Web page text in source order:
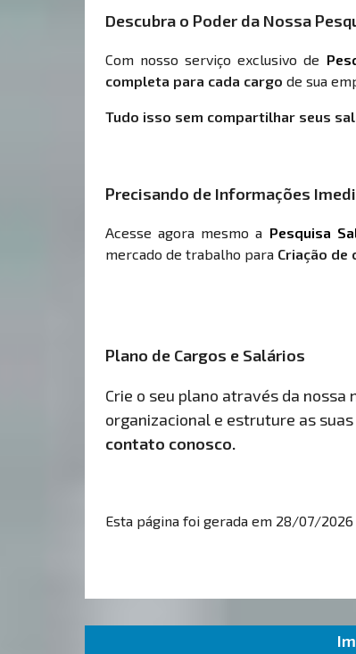
Descubra o Poder da Nossa
Com nosso serviço exclusivo de
completa para cada cargo de sua
Tudo isso sem compartilhar seus
Precisando de Informações
Acesse agora mesmo a Pesquisa
mercado de trabalho para Criação de
Plano de Cargos e Salários
Crie o seu plano através da
organizacional e estruture as
contato conosco.
Esta página foi gerada em 28/07/2026